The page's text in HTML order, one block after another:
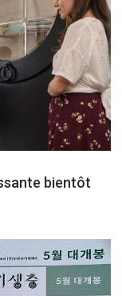
bientôt